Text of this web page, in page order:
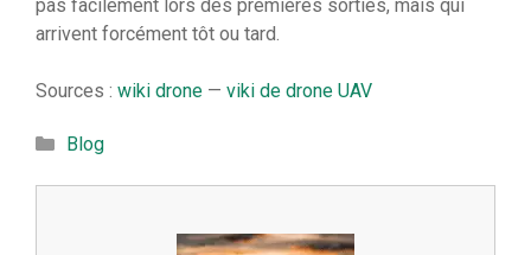
pas facilement lors des premières sorties, mais qui
arrivent forcément tôt ou tard.
Sources : wiki drone — viki de drone UAV
Catégories
Blog